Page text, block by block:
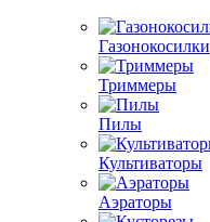
Газонокосилки
Триммеры
Пилы
Культиваторы
Аэраторы